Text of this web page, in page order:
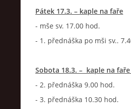
Pátek 17.3. – kaple na faře
- mše sv. 17.00 hod.
- 1. přednáška po mši sv..
Sobota 18.3. – kaple na faře
- 2. přednáška 9.00 hod.
- 3. přednáška 10.30 hod.